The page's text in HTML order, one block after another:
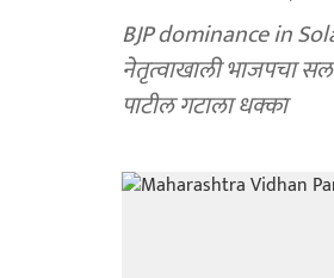
BJP dominance in
नेतृत्वाखाली भाजपचा
पाटील गटाला धक्का